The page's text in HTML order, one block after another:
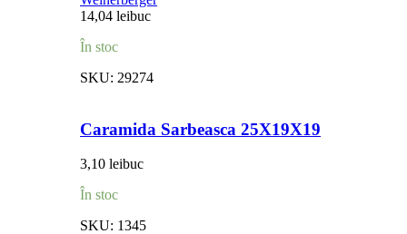
14,04 leibuc
În stoc
SKU: 29274
Caramida Sarbeasca 25X19X19
3,10 leibuc
În stoc
SKU: 1345